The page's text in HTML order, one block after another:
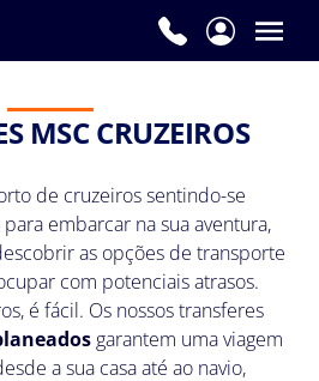
MSC CRUZEIROS
de cruzeiros sentindo-se
embarcar na sua aventura,
as opções de transporte
com potenciais atrasos.
é fácil. Os nossos transferes
garantem uma viagem
a sua casa até ao navio,